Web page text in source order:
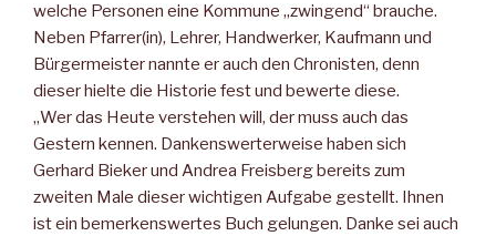
welche Personen eine Kommune „zwingend“ brauche.
Neben Pfarrer(in), Lehrer, Handwerker, Kaufmann und
Bürgermeister nannte er auch den Chronisten, denn
dieser hielte die Historie fest und bewerte diese.
„Wer das Heute verstehen will, der muss auch das
Gestern kennen. Dankenswerterweise haben sich
Gerhard Bieker und Andrea Freisberg bereits zum
zweiten Male dieser wichtigen Aufgabe gestellt. Ihnen
ist ein bemerkenswertes Buch gelungen. Danke sei auch